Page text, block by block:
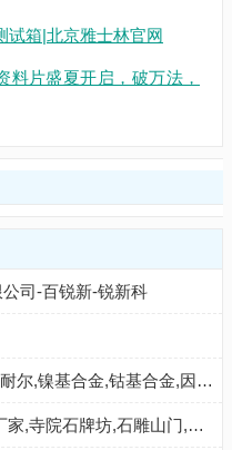
试箱|北京雅士林官网
料片盛夏开启，破万法，
司-百锐新-锐新科
高温合金,精密合金,哈氏合金,英科耐尔,镍基合金,钴基合金,因科洛伊,不锈钢_上海威励金属集团有限公司 - 八方资源网
浮雕壁画生产厂家,石雕牌坊加工厂家,寺院石牌坊,石雕山门,石栏杆护栏厂家,石雕栏板厂家,石雕栏杆,石雕龙柱厂家,石雕龙柱制作,雕佛像厂家,石雕观音菩萨_济宁经济开发区卓群石雕厂 - 八方资源网